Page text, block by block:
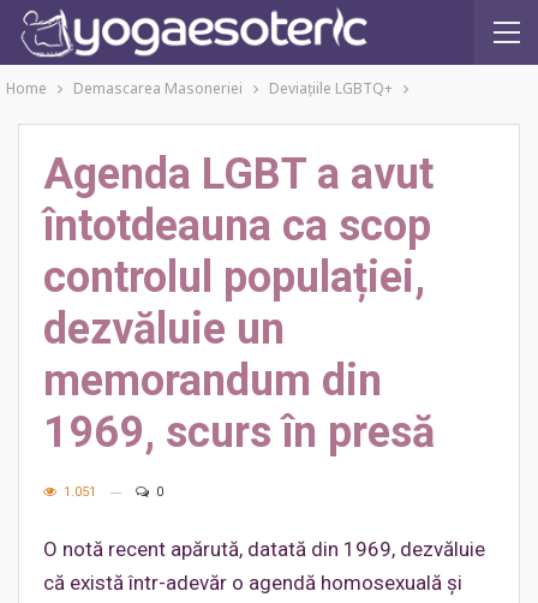
Home Demascarea Masoneriei Deviațiile LGBTQ+
Agenda LGBT a avut
întotdeauna ca scop
controlul populației,
dezvăluie un
memorandum din
1969, scurs în presă
1.051 0
O notă recent apărută, datată din 1969, dezvăluie
că există într-adevăr o agendă homosexuală și